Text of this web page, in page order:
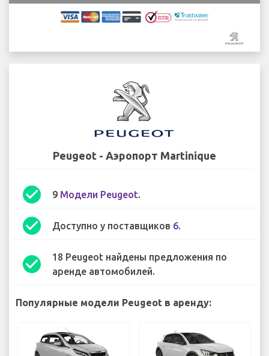
Peugeot - Аэропорт Martinique
check_circle 9 Модели Peugeot.
check_circle Доступно у поставщиков 6.
check_circle
18 Peugeot найдены предложения по
аренде автомобилей.
Популярные модели Peugeot в аренду: